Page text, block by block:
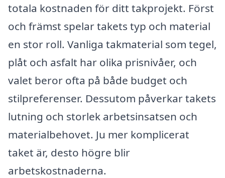
totala kostnaden för ditt takprojekt. Först
och främst spelar takets typ och material
en stor roll. Vanliga takmaterial som tegel,
plåt och asfalt har olika prisnivåer, och
valet beror ofta på både budget och
stilpreferenser. Dessutom påverkar takets
lutning och storlek arbetsinsatsen och
materialbehovet. Ju mer komplicerat
taket är, desto högre blir
arbetskostnaderna.